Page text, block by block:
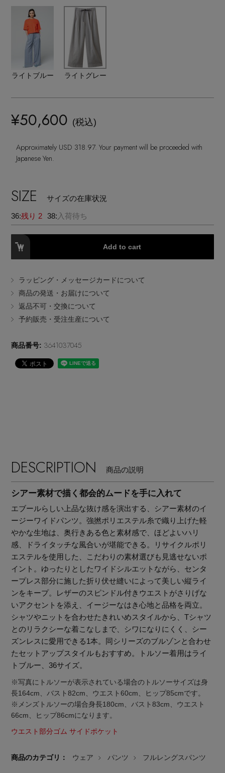
【雨の日】急な雨対策グッズ
【限定】ここでしか買えないアイテム
【ペプラム】トレンドシルエット
『ELLE』最新号掲載
【ジュエリー】シルバーでクールに
ワンピース・チュニック
パンツ
ジャケット
ニット
パンプス
スニーカー
レインシューズ
ブーツ
カゴバッグ
ショルダーバッグ
トートバッグ
クラッチバッグ
ボストンバッグ
すべてのファッション小物
ストール・マフラー・ケープ
帽子・イヤーマフ
ベルト
レッグウェア
ポーチ
チャーム・ストラップ
アクセサリー
すべてのアクセサリー
ピアス・イヤリング
リング
コサージュ・ブローチ
アンクレット
ランジェリー
すべてのランジェリー
ランジェリー
インナー
スポーツ
ウェア
シューズ
水着・スイムウェア
CONTENTS
NEW IN BRAND
BRAND NEWS
HOT STYLE
メルマガ PICKUP
ベーシックとトレンドが交差する16の名品
ライトブルー ライトグレー
¥50,600 (税込)
Approximately USD 318.97. Your payment will be proceeded with
Japanese Yen.
SIZE サイズの在庫状況
36:残り 2 38: 入荷待ち
Add to cart
ラッピング・メッセージカードについて
商品の発送・お届けについて
返品不可・交換について
予約販売・受注生産について
商品番号: 3641037045
DESCRIPTION 商品の説明
シアー素材で描く都会的ムードを手に入れて
エブールらしい上品な抜け感を演出する、シアー素材のイ
ージーワイドパンツ。強撚ポリエステル糸で織り上げた軽
やかな生地は、奥行きある色と素材感で、ほどよいハリ
感、ドライタッチな風合いが堪能できる。リサイクルポリ
エステルを使用した、こだわりの素材選びも見逃せないポ
イント。ゆったりとしたワイドシルエットながら、センタ
ープレス部分に施した折り伏せ縫いによって美しい縦ライ
ンをキープ。レザーのスピンドル付きウエストがさりげな
いアクセントを添え、イージーなはき心地と品格を両立。
シャツやニットを合わせたきれいめスタイルから、Tシャツ
とのリラクシーな着こなしまで、シワになりにくく、シー
ズンレスに愛用できる1本。同シリーズのブルゾンと合わせ
たセットアップスタイルもおすすめ。トルソー着用はライ
トブルー、36サイズ。
※写真にトルソーが表示されている場合のトルソーサイズは身
長164cm、バスト82cm、ウエスト60cm、ヒップ85cmです。
※メンズトルソーの場合身長180cm、バスト83cm、ウエスト
66cm、ヒップ86cmになります。
ウエスト部分ゴム サイドポケット
商品のカテゴリ： ウェア パンツ フルレングスパンツ